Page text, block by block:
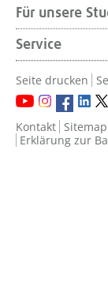
Für unsere
Service
Seite drucken
Kontakt Sitemap
Erklärung zur